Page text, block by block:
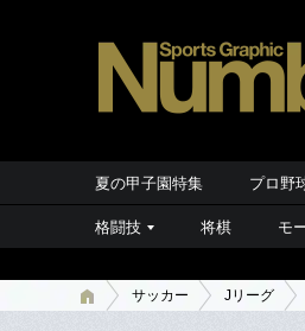
夏の甲子園特集 プロ野
格闘技 将棋 モ
サッカー Jリーグ